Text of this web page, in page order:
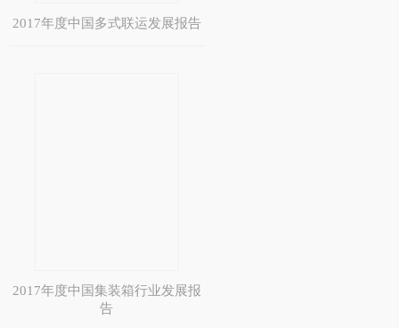
2017年度中国多式联运发展报告
2017年度中国集装箱行业发展报
告